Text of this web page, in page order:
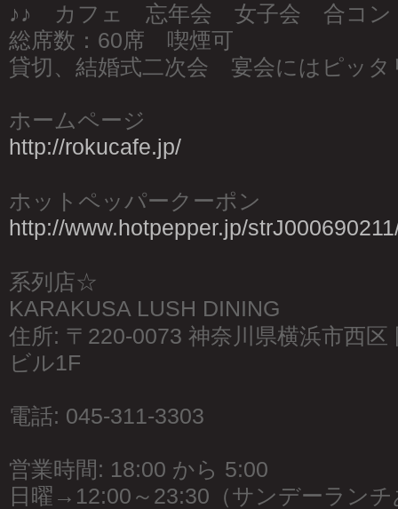
♪♪ カフェ 忘年会 女子会 合コ
総席数：60席 喫煙可
貸切、結婚式二次会 宴会にはピッタ
ホームページ
http://rokucafe.jp/
ホットペッパークーポン
http://www.hotpepper.jp/
系列店☆
KARAKUSA LUSH DINING
住所: 〒220-0073 神奈川県横浜市西区
ビル1F
電話: 045-311-3303
営業時間: 18:00 から 5:00
日曜→12:00～23:30（サンデーラン